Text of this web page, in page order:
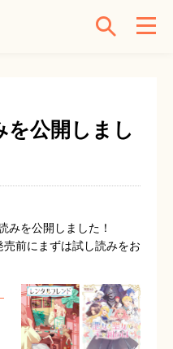
を公開しまし
みを公開しました！
前にまずは試し読みをお